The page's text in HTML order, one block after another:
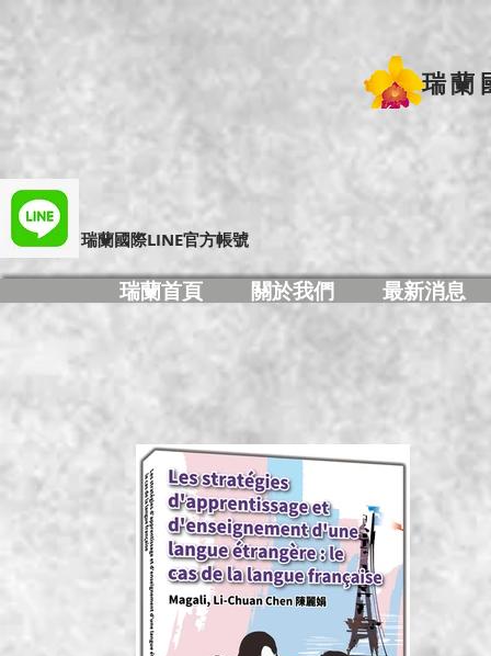
瑞蘭
​瑞蘭國際LINE官方帳號
瑞蘭首頁 關於我們 最新消息